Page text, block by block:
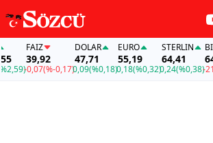
FAİZ
39,92
-0,07(%-0,17)
DOLAR
47,71
0,09(%0,18)
EURO
55,19
0,18(%0,32)
STERLIN
64,41
0,24(%0,38)-